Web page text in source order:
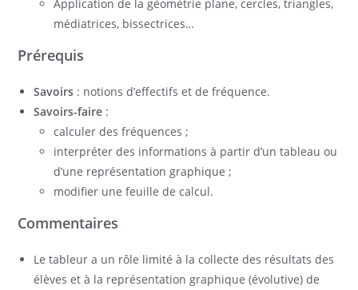
Application de la géométrie plane, cercles, triangles,
médiatrices, bissectrices…
Prérequis
Savoirs : notions d’effectifs et de fréquence.
Savoirs-faire :
calculer des fréquences ;
interpréter des informations à partir d’un tableau ou
d’une représentation graphique ;
modifier une feuille de calcul.
Commentaires
Le tableur a un rôle limité à la collecte des résultats des
élèves et à la représentation graphique (évolutive) de